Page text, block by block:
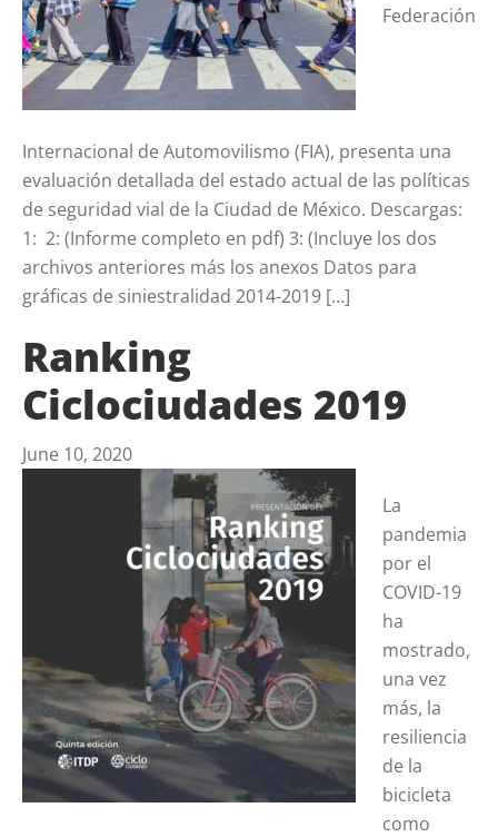
Federación
Internacional de Automovilismo (FIA), presenta una
evaluación detallada del estado actual de las políticas
de seguridad vial de la Ciudad de México. Descargas:
1: 2: (Informe completo en pdf) 3: (Incluye los dos
archivos anteriores más los anexos Datos para
gráficas de siniestralidad 2014-2019 […]
Ranking
Ciclociudades 2019
June 10, 2020
La
pandemia
por el
COVID-19
ha
mostrado,
una vez
más, la
resiliencia
de la
bicicleta
como